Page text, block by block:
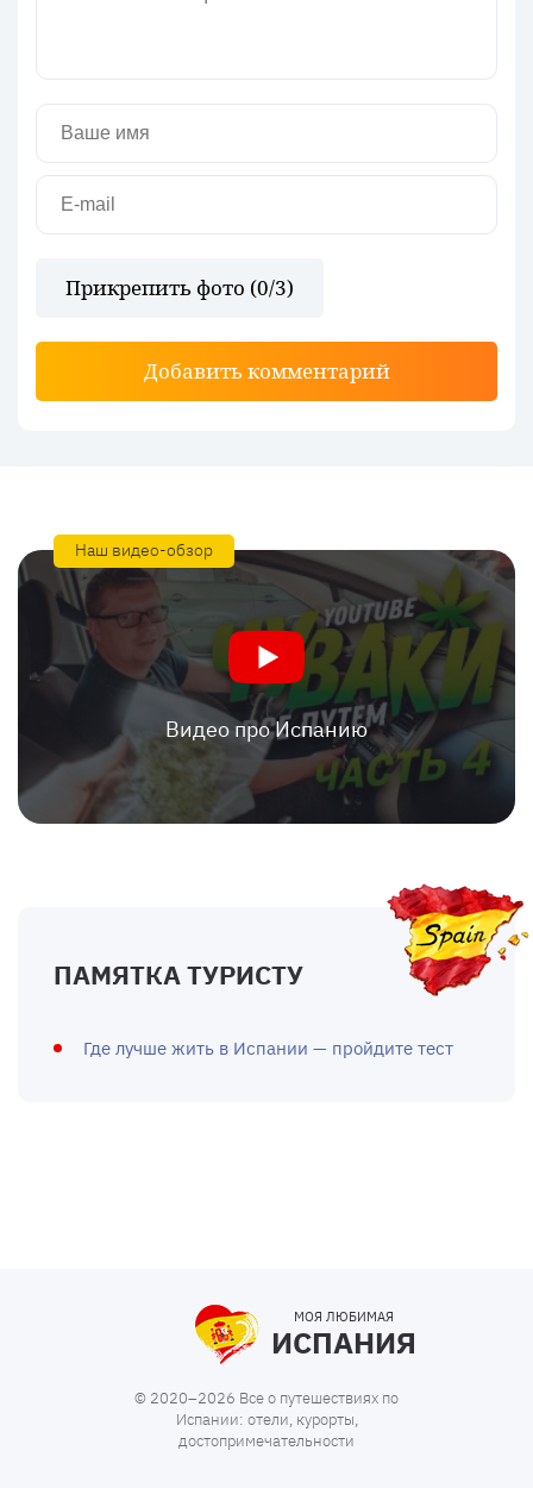
Прикрепить фото (0/3)
Добавить комментарий
Наш видео-обзор
Видео про Испанию
ПАМЯТКА ТУРИСТУ
Где лучше жить в Испании — пройдите тест
МОЯ ЛЮБИМАЯ
ИСПАНИЯ
© 2020–2026 Все о путешествиях по
Испании: отели, курорты,
достопримечательности